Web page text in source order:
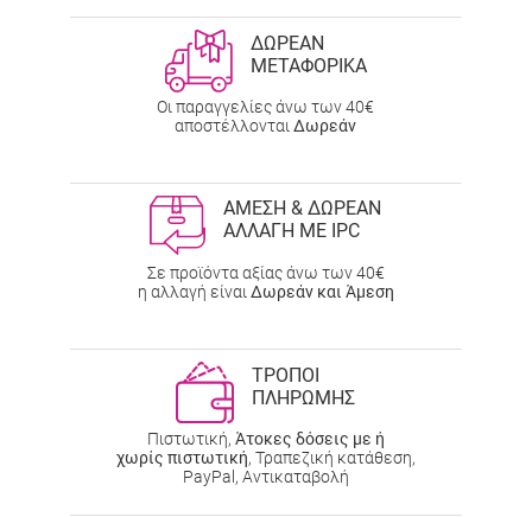
ΔΩΡΕΑΝ
ΜΕΤΑΦΟΡΙΚΑ
Οι παραγγελίες άνω των 40€
αποστέλλονται Δωρεάν
ΑΜΕΣΗ & ΔΩΡΕΑΝ
ΑΛΛΑΓΗ ΜΕ IPC
Σε προϊόντα αξίας άνω των 40€
η αλλαγή είναι Δωρεάν και Άμεση
ΤΡΟΠΟΙ
ΠΛΗΡΩΜΗΣ
Πιστωτική, Άτοκες δόσεις με ή
χωρίς πιστωτική, Τραπεζική κατάθεση,
PayPal, Αντικαταβολή